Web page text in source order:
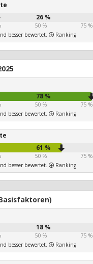
26 %
50 % 75 %
besser bewertet.
Ranking
78 %
50 % 75 %
besser bewertet.
Ranking
61 %
50 % 75 %
besser bewertet.
Ranking
18 %
50 % 75 %
besser bewertet.
Ranking